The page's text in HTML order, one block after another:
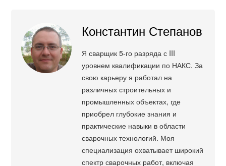
Константин Степанов
Я сварщик 5-го разряда с III
уровнем квалификации по НАКС. За
свою карьеру я работал на
различных строительных и
промышленных объектах, где
приобрел глубокие знания и
практические навыки в области
сварочных технологий. Моя
специализация охватывает широкий
спектр сварочных работ, включая